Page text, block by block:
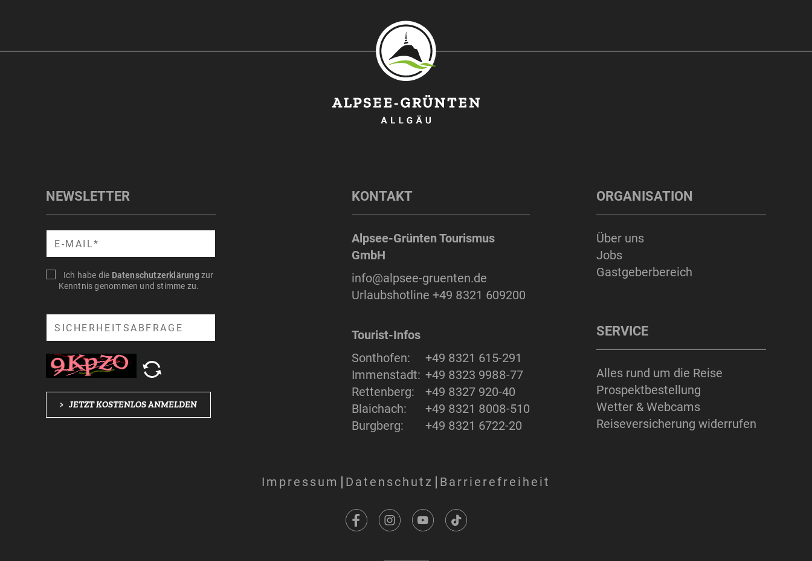
NEWSLETTER
Suche
Ich habe die Datenschutzerklärungzur
Kenntnis genommen und stimme zu.
Suche
> JETZT KOSTENLOS ANMELDEN
KONTAKT
Alpsee-Grünten Tourismus
GmbH
info@alpsee-gruenten.de
Urlaubshotline+49 8321 609200
Tourist-Infos
Sonthofen:
+49 8321 615-291
Immenstadt: +49 8323 9988-77
Rettenberg:
+49 8327 920-40
Blaichach:
+49 8321 8008-510
Burgberg:
+49 8321 6722-20
ORGANISATION
Über uns
Jobs
Gastgeberbereich
SERVICE
Alles rund um die Reise
Prospektbestellung
Wetter & Webcams
Reiseversicherung widerrufen
Impressum Datenschutz Barrierefreiheit